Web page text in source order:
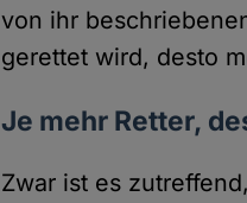
von ihr
gerettet wird, desto
Je mehr Retter,
Zwar ist es